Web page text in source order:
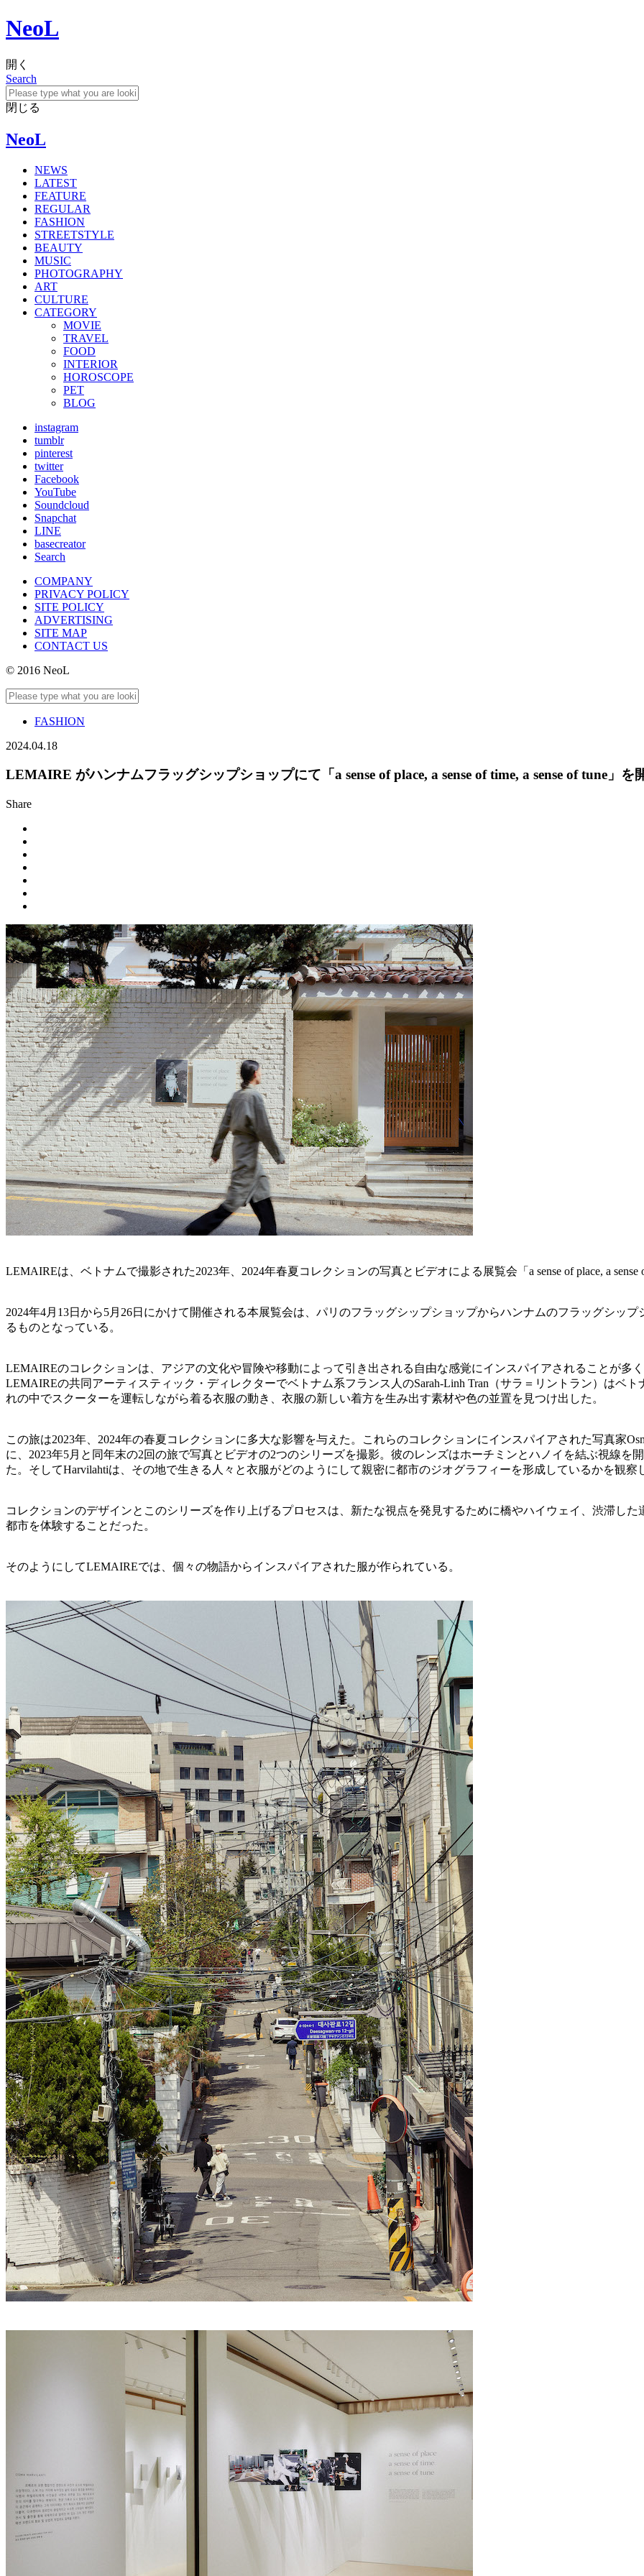
NeoL
開く
Search
閉じる
NeoL
NEWS
LATEST
FEATURE
REGULAR
FASHION
STREETSTYLE
BEAUTY
MUSIC
PHOTOGRAPHY
ART
CULTURE
CATEGORY
MOVIE
TRAVEL
FOOD
INTERIOR
HOROSCOPE
PET
BLOG
instagram
tumblr
pinterest
twitter
Facebook
YouTube
Soundcloud
Snapchat
LINE
basecreator
Search
COMPANY
PRIVACY POLICY
SITE POLICY
ADVERTISING
SITE MAP
CONTACT US
© 2016 NeoL
FASHION
2024.04.18
LEMAIRE がハンナムフラッグシップショップにて「a sense of place, a sense of time, a sense of tune」を
Share
LEMAIREは、ベトナムで撮影された2023年、2024年春夏コレクションの写真とビデオによる展覧会「a sense of place, a sense
2024年4月13日から5月26日にかけて開催される本展覧会は、パリのフラッグシップショップからハンナムのフラッグシッ
るものとなっている。
LEMAIREのコレクションは、アジアの文化や冒険や移動によって引き出される自由な感覚にインスパイアされることが多
LEMAIREの共同アーティスティック・ディレクターでベトナム系フランス人のSarah-Linh Tran（サラ＝リントラン）はベ
れの中でスクーターを運転しながら着る衣服の動き、衣服の新しい着方を生み出す素材や色の並置を見つけ出した。
この旅は2023年、2024年の春夏コレクションに多大な影響を与えた。これらのコレクションにインスパイアされた写真家
に、2023年5月と同年末の2回の旅で写真とビデオの2つのシリーズを撮影。彼のレンズはホーチミンとハノイを結ぶ視線を
た。そしてHarvilahtiは、その地で生きる人々と衣服がどのようにして親密に都市のジオグラフィーを形成しているかを観察
コレクションのデザインとこのシリーズを作り上げるプロセスは、新たな視点を発見するために橋やハイウェイ、渋滞し
都市を体験することだった。
そのようにしてLEMAIREでは、個々の物語からインスパイアされた服が作られている。